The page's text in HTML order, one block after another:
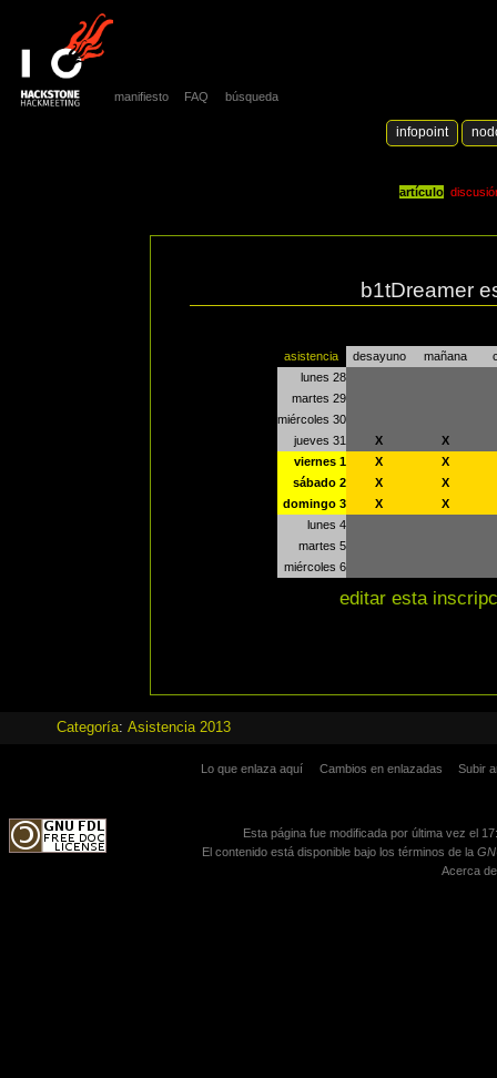
b1tDreamer
asistencia desayuno mañana
lunes 28
martes 29
miércoles 30
jueves 31
X
X
viernes 1
X
X
sábado 2
X
X
domingo 3
X
X
lunes 4
martes 5
miércoles 6
editar esta
Categoría: Asistencia 2013
artículo
manifiesto FAQ búsqueda
infopoint
Lo que enlaza aquí Cambios en enlazadas Subir
Esta página fue modificada por última vez el
El contenido está disponible bajo los términos de la
Acerca